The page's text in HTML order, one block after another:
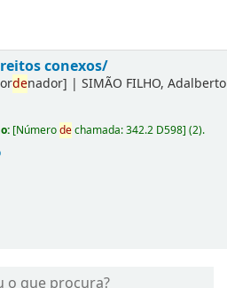
conexos/
denador] |SIMÃO FILHO, Adalberto
[Númerodechamada:342.2 D598](2).